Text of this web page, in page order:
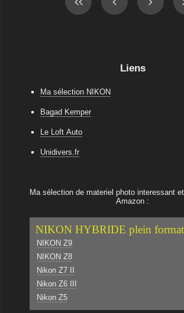
Liens
Ma sélection NIKON
Bagad Kemper
Le Loft Auto
Unidivers.fr
Ma sélection de materiel photo interessant
Amazon :
NIKON HYBRIDE plein format
NIKON Z9
NIKON Z8
Nikon Z7 II
Nikon Z6 III
Nikon Z5